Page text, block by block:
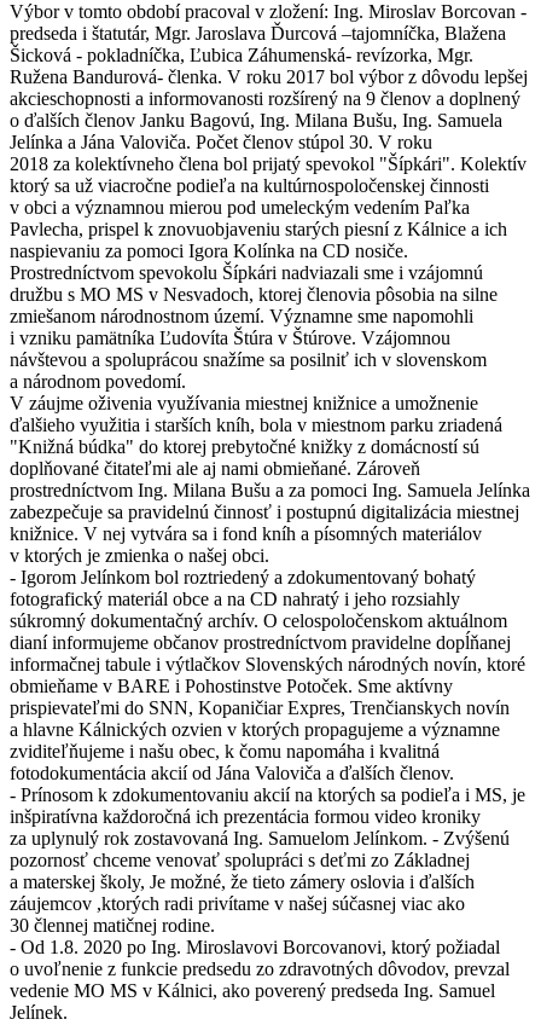
Výbor v tomto období pracoval v zložení: Ing. Miroslav Borcovan -
predseda i štatutár, Mgr. Jaroslava Ďurcová –tajomníčka, Blažena
Šicková - pokladníčka, Ľubica Záhumenská- revízorka, Mgr.
Ružena Bandurová- členka. V roku 2017 bol výbor z dôvodu lepšej
akcieschopnosti a informovanosti rozšírený na 9 členov a doplnený
o ďalších členov Janku Bagovú, Ing. Milana Bušu, Ing. Samuela
Jelínka a Jána Valoviča. Počet členov stúpol 30. V roku
2018 za kolektívneho člena bol prijatý spevokol "Šípkári". Kolektív
ktorý sa už viacročne podieľa na kultúrnospoločenskej činnosti
v obci a významnou mierou pod umeleckým vedením Paľka
Pavlecha, prispel k znovuobjaveniu starých piesní z Kálnice a ich
naspievaniu za pomoci Igora Kolínka na CD nosiče.
Prostredníctvom spevokolu Šípkári nadviazali sme i vzájomnú
družbu s MO MS v Nesvadoch, ktorej členovia pôsobia na silne
zmiešanom národnostnom území. Významne sme napomohli
i vzniku pamätníka Ľudovíta Štúra v Štúrove. Vzájomnou
návštevou a spoluprácou snažíme sa posilniť ich v slovenskom
a národnom povedomí.
V záujme oživenia využívania miestnej knižnice a umožnenie
ďalšieho využitia i starších kníh, bola v miestnom parku zriadená
"Knižná búdka" do ktorej prebytočné knižky z domácností sú
doplňované čitateľmi ale aj nami obmieňané. Zároveň
prostredníctvom Ing. Milana Bušu a za pomoci Ing. Samuela Jelínka
zabezpečuje sa pravidelnú činnosť i postupnú digitalizácia miestnej
knižnice. V nej vytvára sa i fond kníh a písomných materiálov
v ktorých je zmienka o našej obci.
- Igorom Jelínkom bol roztriedený a zdokumentovaný bohatý
fotografický materiál obce a na CD nahratý i jeho rozsiahly
súkromný dokumentačný archív. O celospoločenskom aktuálnom
dianí informujeme občanov prostredníctvom pravidelne dopĺňanej
informačnej tabule i výtlačkov Slovenských národných novín, ktoré
obmieňame v BARE i Pohostinstve Potoček. Sme aktívny
prispievateľmi do SNN, Kopaničiar Expres, Trenčianskych novín
a hlavne Kálnických ozvien v ktorých propagujeme a významne
zviditeľňujeme i našu obec, k čomu napomáha i kvalitná
fotodokumentácia akcií od Jána Valoviča a ďalších členov.
- Prínosom k zdokumentovaniu akcií na ktorých sa podieľa i MS, je
inšpiratívna každoročná ich prezentácia formou video kroniky
za uplynulý rok zostavovaná Ing. Samuelom Jelínkom. - Zvýšenú
pozornosť chceme venovať spolupráci s deťmi zo Základnej
a materskej školy, Je možné, že tieto zámery oslovia i ďalších
záujemcov ,ktorých radi privítame v našej súčasnej viac ako
30 člennej matičnej rodine.
- Od 1.8. 2020 po Ing. Miroslavovi Borcovanovi, ktorý požiadal
o uvoľnenie z funkcie predsedu zo zdravotných dôvodov, prevzal
vedenie MO MS v Kálnici, ako poverený predseda Ing. Samuel
Jelínek.